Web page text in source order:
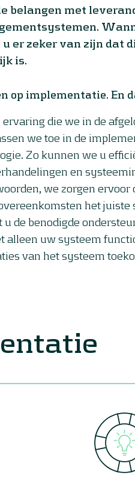
belangen met
u er zeker van zijn dat
is.
op implementatie. En
die we in de
we toe in de
Zo kunnen we u
en
we zorgen ervoor
het juiste
u de benodigde
alleen uw systeem
van het systeem